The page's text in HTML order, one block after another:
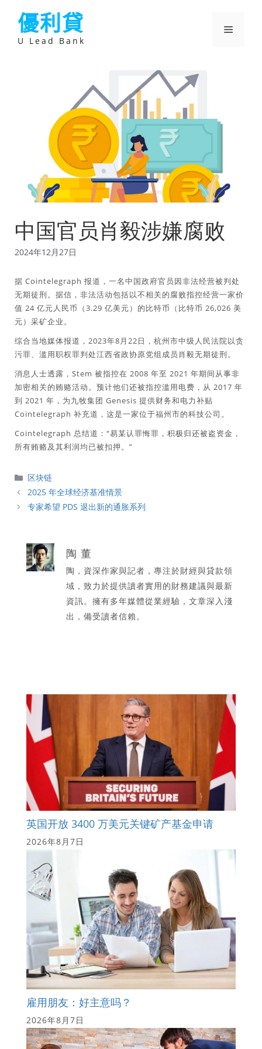
優利貸
U Lead Bank
選
中国官员肖毅涉嫌腐败
2024年12月27日
据 Cointelegraph 报道，一名中国政府官员因非法经营被判处
无期徒刑。据信，非法活动包括以不相关的腐败指控经营一家价
值 24 亿元人民币（3.29 亿美元）的比特币（比特币 26,026 美
元）采矿企业。
综合当地媒体报道，2023年8月22日，杭州市中级人民法院以贪
污罪、滥用职权罪判处江西省政协原党组成员肖毅无期徒刑。
消息人士透露，Stem 被指控在 2008 年至 2021 年期间从事非
加密相关的贿赂活动。预计他们还被指控滥用电费，从 2017 年
到 2021 年，为九牧集团 Genesis 提供财务和电力补贴
Cointelegraph 补充道，这是一家位于福州市的科技公司。
Cointelegraph 总结道：“易某认罪悔罪，积极归还被盗资金，
所有贿赂及其利润均已被扣押。”
分
類
区块链
2025 年全球经济基准情景
专家希望 PDS 退出新的通胀系列
陶 董
陶，資深作家與記者，專注於財經與貸款領
域，致力於提供讀者實用的財務建議與最新
資訊。擁有多年媒體從業經驗，文章深入淺
出，備受讀者信賴。
英国开放 3400 万美元关键矿产基金申请
2026年8月7日
雇用朋友：好主意吗？
2026年8月7日